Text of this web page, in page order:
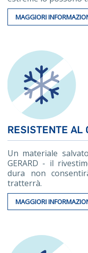
MAGGIORI
RESISTENTE AL
Un materiale
GERARD - il
dura non
tratterrà.
MAGGIORI